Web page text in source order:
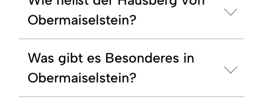
Obermaiselstein?
Was gibt es Besonderes in
Obermaiselstein?